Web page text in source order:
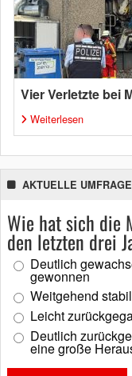
Vier Verletzte bei
Weiterlesen
AKTUELLE UMFRAGE
Wie hat sich die
den letzten drei
Deutlich
gewonnen
Weitgehend
Leicht
Deutlich
eine große